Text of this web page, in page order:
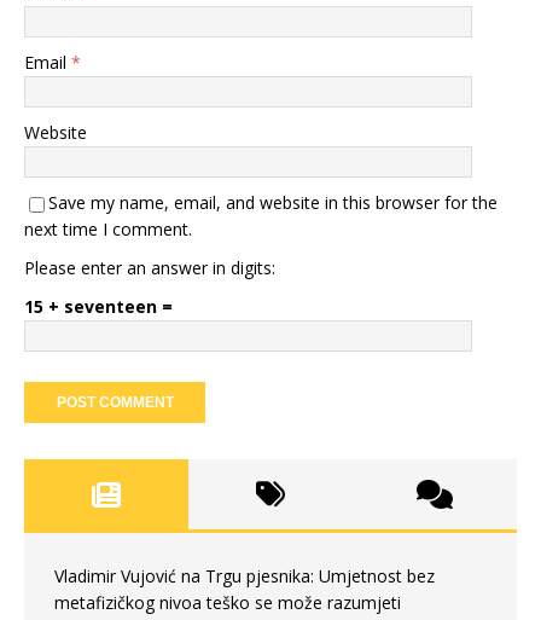
Email *
Website
Save my name, email, and website in this browser for the
next time I comment.
Please enter an answer in digits:
15 + seventeen =
Vladimir Vujović na Trgu pjesnika: Umjetnost bez
metafizičkog nivoa teško se može razumjeti